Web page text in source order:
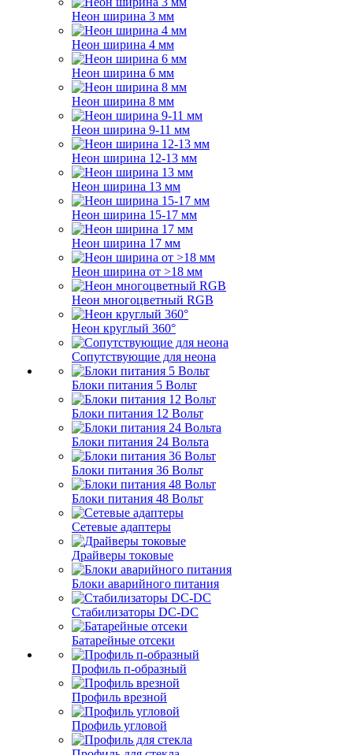
Неон ширина 3 мм
Неон ширина 4 мм
Неон ширина 6 мм
Неон ширина 8 мм
Неон ширина 9-11 мм
Неон ширина 12-13 мм
Неон ширина 13 мм
Неон ширина 15-17 мм
Неон ширина 17 мм
Неон ширина от >18 мм
Неон многоцветный RGB
Неон круглый 360°
Сопутствующие для неона
Блоки питания 5 Вольт
Блоки питания 12 Вольт
Блоки питания 24 Вольта
Блоки питания 36 Вольт
Блоки питания 48 Вольт
Сетевые адаптеры
Драйверы токовые
Блоки аварийного питания
Стабилизаторы DC-DC
Батарейные отсеки
Профиль п-образный
Профиль врезной
Профиль угловой